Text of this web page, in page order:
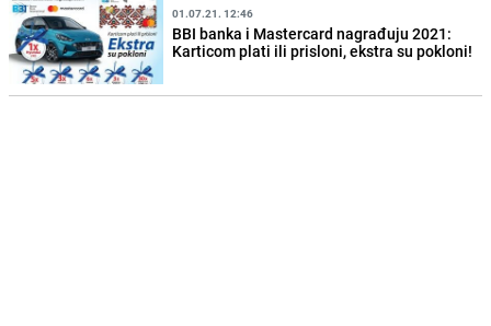
01.07.21. 12:46
BBI banka i Mastercard nagrađuju 2021:
Karticom plati ili prisloni, ekstra su pokloni!